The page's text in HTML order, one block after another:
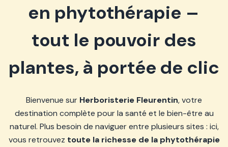
en phytothérapie –
tout le pouvoir des
plantes, à portée de clic
Bienvenue sur Herboristerie Fleurentin, votre
destination complète pour la santé et le bien-être au
naturel. Plus besoin de naviguer entre plusieurs sites : ici,
vous retrouvez toute la richesse de la phytothérapie